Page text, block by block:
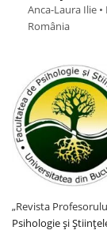
Anca-Laura Ilie •
România
„Revista
Psihologie și